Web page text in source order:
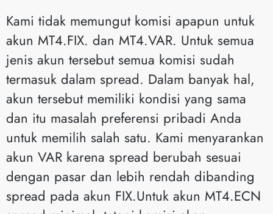
Kami tidak memungut komisi apapun untuk
akun MT4.FIX. dan MT4.VAR. Untuk semua
jenis akun tersebut semua komisi sudah
termasuk dalam spread. Dalam banyak hal,
akun tersebut memiliki kondisi yang sama
dan itu masalah preferensi pribadi Anda
untuk memilih salah satu. Kami menyarankan
akun VAR karena spread berubah sesuai
dengan pasar dan lebih rendah dibanding
spread pada akun FIX.Untuk akun MT4.ECN